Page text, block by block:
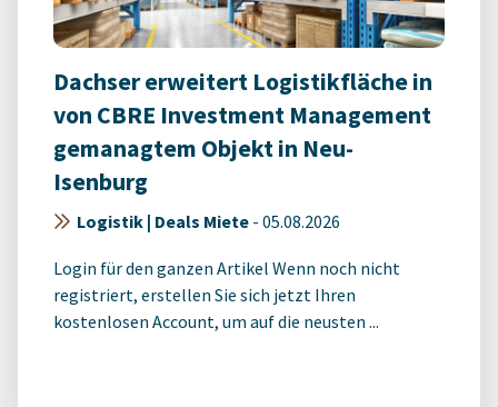
Dachser erweitert Logistikfläche in
von CBRE Investment Management
gemanagtem Objekt in Neu-
Isenburg
Logistik | Deals Miete - 05.08.2026
Login für den ganzen Artikel Wenn noch nicht
registriert, erstellen Sie sich jetzt Ihren
kostenlosen Account, um auf die neusten ...